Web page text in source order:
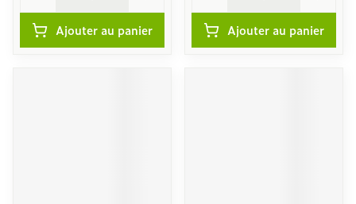
Ajouter au panier Ajouter au panier